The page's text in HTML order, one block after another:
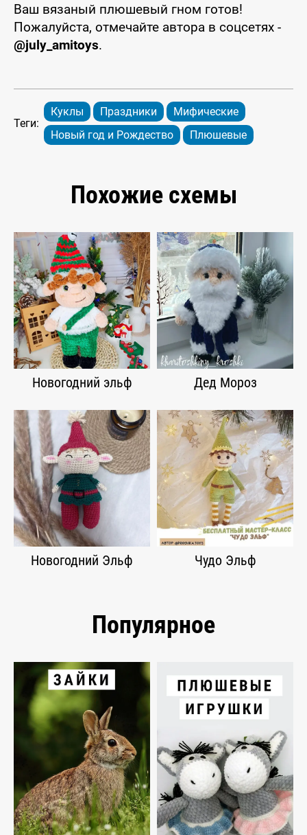
Ваш вязаный плюшевый гном готов!
Пожалуйста, отмечайте автора в соцсетях -
@july_amitoys.
Теги:
Куклы Праздники
Мифические
Новый год и Рождество
Плюшевые
Похожие схемы
Новогодний эльф Дед Мороз
Новогодний Эльф Чудо Эльф
Популярное